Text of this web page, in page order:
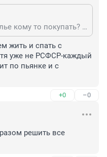
Если богатые значить жилье кому то покупать? Что за манера сразу переводит стрелку на другого.Вы сами купите хоть сок и фрукты или тот же халат,а не указывать кому то,что делать.
жить и спать с
уже не РСФСР-каждый
по пьянке и с
+0 –0
решить все